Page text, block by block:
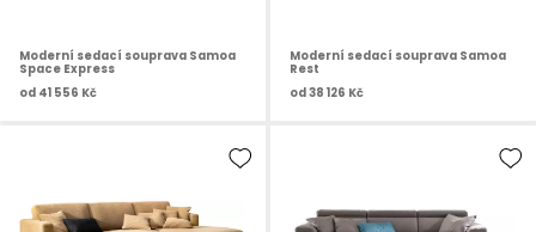
Moderní sedací souprava Samoa
Space Express
od 41 556 Kč
Moderní sedací souprava Samoa
Rest
od 38 126 Kč